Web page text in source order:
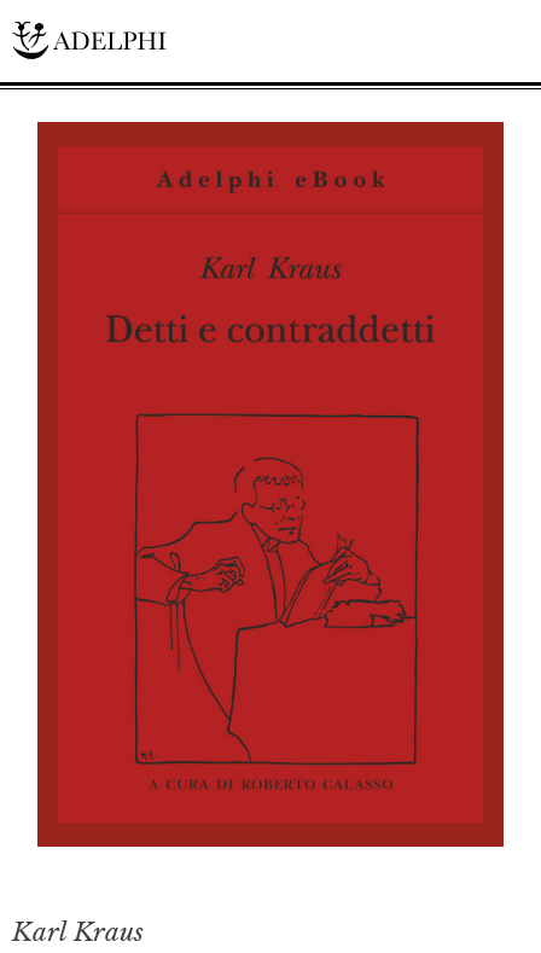
Karl Kraus